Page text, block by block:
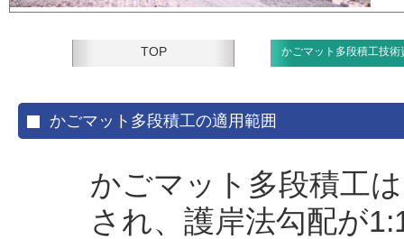
TOP かごマット多段積工技術
かごマット多段積工の適用範囲
かごマット多段積工
され、護岸法勾配が